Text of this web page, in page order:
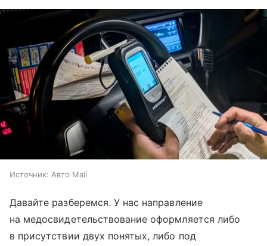
Источник: Авто Mail
Давайте разберемся. У нас направление
на медосвидетельствование оформляется либо
в присутствии двух понятых, либо под